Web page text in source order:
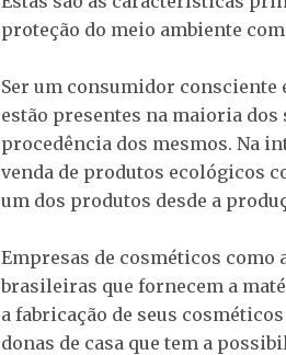
proteção do meio ambiente
Ser um consumidor consciente
estão presentes na maioria
procedência dos mesmos. Na
venda de produtos ecológicos
um dos produtos desde a
Empresas de cosméticos
brasileiras que fornecem a
a fabricação de seus
donas de casa que tem a